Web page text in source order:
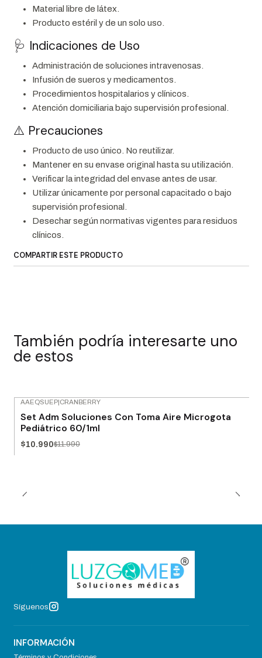
Material libre de látex.
Producto estéril y de un solo uso.
🩺 Indicaciones de Uso
Administración de soluciones intravenosas.
Infusión de sueros y medicamentos.
Procedimientos hospitalarios y clínicos.
Atención domiciliaria bajo supervisión profesional.
⚠️ Precauciones
Producto de uso único. No reutilizar.
Mantener en su envase original hasta su utilización.
Verificar la integridad del envase antes de usar.
Utilizar únicamente por personal capacitado o bajo
supervisión profesional.
Desechar según normativas vigentes para residuos
clínicos.
COMPARTIR ESTE PRODUCTO
También podría interesarte uno
de estos
AAEQSUEP|CRANBERRY
Set Adm Soluciones Con Toma Aire Microgota
Pediátrico 60/1ml
$10.990$11.990
Síguenos
INFORMACIÓN